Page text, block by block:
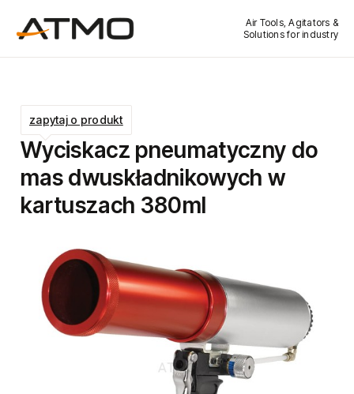
Air Tools, Agitators &
Solutions for industry
Wyciskacz pneumatyczny do
mas dwuskładnikowych w
kartuszach 380ml
zapytaj o produkt